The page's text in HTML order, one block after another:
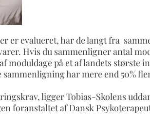
er evalueret, har de langt fra
Hvis du sammenligner antal
moduldage på et af landets største
har mere end 50%
ligger Tobias-Skolens
foranstaltet af Dansk